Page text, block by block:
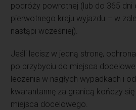
podróży powrotnej (lub do 365 dni
pierwotnego kraju wyjazdu – w
nastąpi wcześniej).
Jeśli lecisz w jedną stronę,
po przybyciu do miejsca
leczenia w nagłych wypadkach i
kwarantannę za granicą kończy
miejsca docelowego.